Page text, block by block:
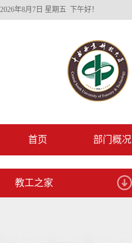
2026年8月7日 星期五 下午好！
首页 部门概况
教工之家